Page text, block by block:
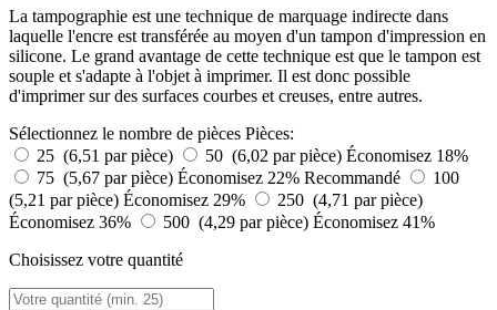
La tampographie est une technique de marquage indirecte dans
laquelle l'encre est transférée au moyen d'un tampon d'impression en
silicone. Le grand avantage de cette technique est que le tampon est
souple et s'adapte à l'objet à imprimer. Il est donc possible
d'imprimer sur des surfaces courbes et creuses, entre autres.
Sélectionnez le nombre de pièces Pièces:
25 (6,51 par pièce)
50 (6,02 par pièce) Économisez 18%
75 (5,67 par pièce) Économisez 22% Recommandé
100
(5,21 par pièce) Économisez 29%
250 (4,71 par pièce)
Économisez 36%
500 (4,29 par pièce) Économisez 41%
Choisissez votre quantité